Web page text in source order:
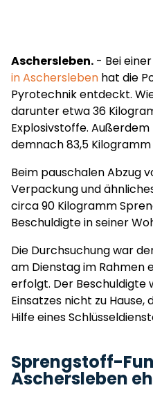
Aschersleben. - Bei einer
in Aschersleben hat die
Pyrotechnik entdeckt.
darunter etwa 36
Explosivstoffe.
demnach 83,5
Beim pauschalen Abzug
Verpackung und
circa 90 Kilogramm
Beschuldigte in seiner
Die Durchsuchung war
am Dienstag im Rahmen
erfolgt. Der Beschuldigte
Einsatzes nicht zu
Hilfe eines
Sprengstoff-
Aschersleben